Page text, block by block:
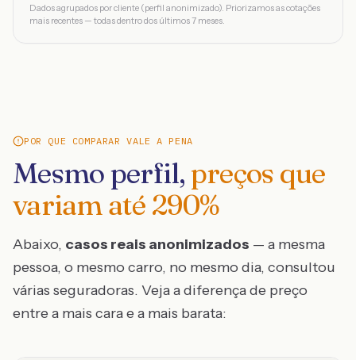
Dados agrupados por cliente (perfil anonimizado). Priorizamos as cotações
mais recentes — todas dentro dos últimos 7 meses.
POR QUE COMPARAR VALE A PENA
Mesmo perfil, preços que
variam até 290%
Abaixo, casos reais anonimizados — a mesma
pessoa, o mesmo carro, no mesmo dia, consultou
várias seguradoras. Veja a diferença de preço
entre a mais cara e a mais barata: